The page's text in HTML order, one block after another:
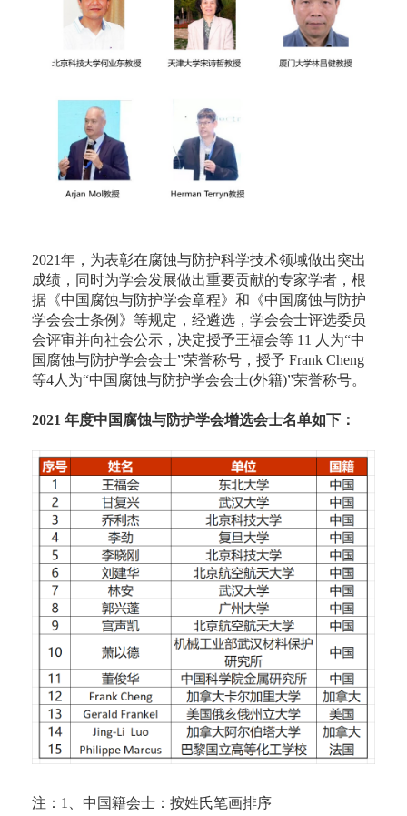
2021年，为表彰在腐蚀与防护科学技术领域做出突出
成绩，同时为学会发展做出重要贡献的专家学者，根
据《中国腐蚀与防护学会章程》和《中国腐蚀与防护
学会会士条例》等规定，经遴选，学会会士评选委员
会评审并向社会公示，决定授予王福会等 11 人为“中
国腐蚀与防护学会会士”荣誉称号，授予 Frank Cheng
等4人为“中国腐蚀与防护学会会士(外籍)”荣誉称号。
2021 年度中国腐蚀与防护学会增选会士名单如下：
注：1、中国籍会士：按姓氏笔画排序